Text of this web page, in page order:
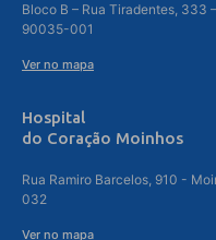
Bloco B – Rua Tiradentes, 333
90035-001
Ver no mapa
Hospital
do Coração Moinhos
Rua Ramiro Barcelos, 910 -
032
Ver no mapa